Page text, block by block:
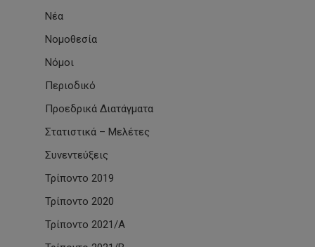
Νέα
Νομοθεσία
Νόμοι
Περιοδικό
Προεδρικά Διατάγματα
Στατιστικά – Μελέτες
Συνεντεύξεις
Τρίποντο 2019
Τρίποντο 2020
Τρίποντο 2021/Α